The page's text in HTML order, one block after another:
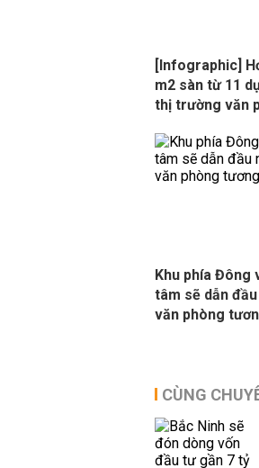
[Infographic]
m2 sàn từ 11
thị trường văn
Khu phía Đông
tâm sẽ dẫn
văn phòng
CÙNG